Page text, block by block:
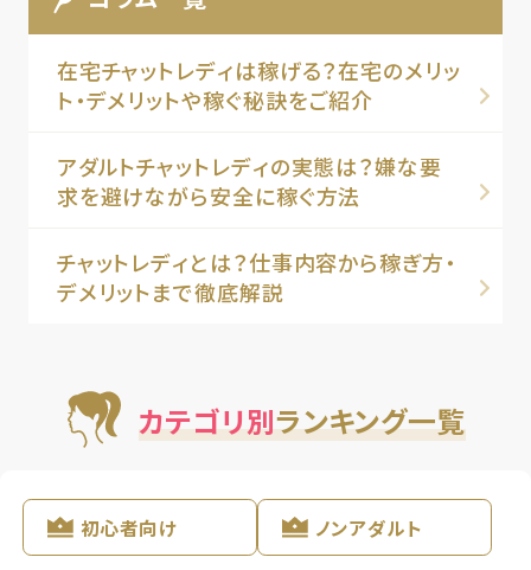
在宅チャットレディは稼げる？在宅のメリッ
ト・デメリットや稼ぐ秘訣をご紹介
アダルトチャットレディの実態は？嫌な要
求を避けながら安全に稼ぐ方法
チャットレディとは？仕事内容から稼ぎ方・
デメリットまで徹底解説
カテゴリ別ランキング一覧
初心者向け ノンアダルト